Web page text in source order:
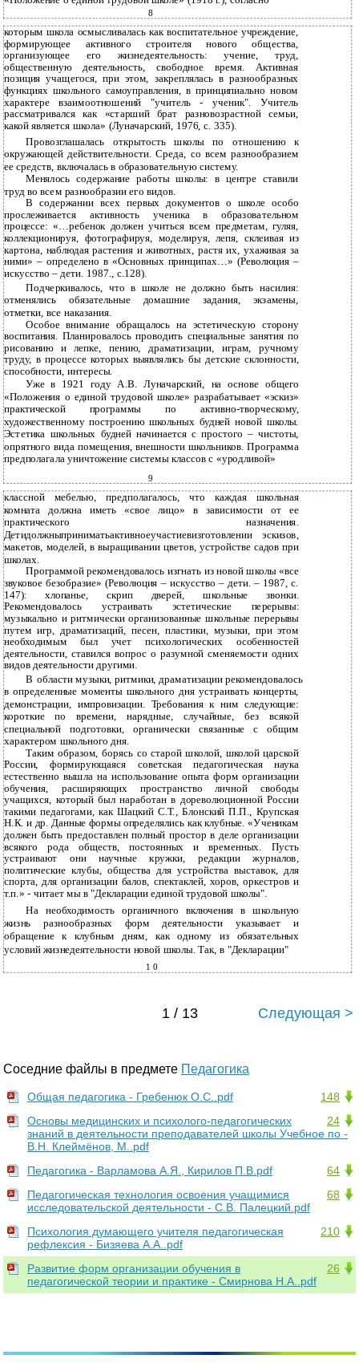
8
которым школа осмысливалась как воспитательное учреждение,
формирующее активного строителя нового общества,
организующее его жизнедеятельность: учение, труд,
общественную деятельность, свободное время. Активная
позиция учащегося, при этом, закреплялась в разнообразных
функциях школьного самоуправления, в принципиально новом
характере взаимоотношений "учитель - ученик". Учитель
рассматривался как «старший брат разновозрастной семьи,
какой является школа» (Луначарский, 1976, с. 335).
Провозглашалась открытость школы по отношению к
окружающей действительности. Среда, со всем разнообразием
ее средств, включалась в образовательную систему.
Менялось содержание работы школы: в центре ставили
труд во всем разнообразии его видов.
В содержании всех первых документов о школе особо
прослеживается активность ученика в образовательном
процессе: «…ребенок должен учиться всем предметам, гуляя,
коллекционируя, фотографируя, моделируя, лепя, склеивая из
картона, наблюдая растения и животных, растя их, ухаживая за
ними» – определено в «Основных принципах…» (Революция –
искусство – дети. 1987., с.128).
Подчеркивалось, что в школе не должно быть насилия:
отменялись обязательные домашние задания, экзамены,
отметки, все наказания.
Особое внимание обращалось на эстетическую сторону
воспитания. Планировалось проводить специальные занятия по
рисованию и лепке, пению, драматизации, играм, ручному
труду, в процессе которых выявлялись бы детские склонности,
способности, интересы.
Уже в 1921 году А.В. Луначарский, на основе общего
«Положения о единой трудовой школе» разрабатывает «эскиз»
практической программы по активно-творческому,
художественному построению школьных будней новой школы.
Эстетика школьных будней начинается с простого – чистоты,
опрятного вида помещения, внешности школьников. Программа
предполагала уничтожение системы классов с «уродливой»
9
классной мебелью, предполагалось, что каждая школьная
комната должна иметь «свое лицо» в зависимости от ее
практического назначения.
Детидолжныприниматьактивноеучастиевизготовлении эскизов,
макетов, моделей, в выращивании цветов, устройстве садов при
школах.
Программой рекомендовалось изгнать из новой школы «все
звуковое безобразие» (Революция – искусство – дети. – 1987, с.
147): хлопанье, скрип дверей, школьные звонки.
Рекомендовалось устраивать эстетические перерывы:
музыкально и ритмически организованные школьные перерывы
путем игр, драматизаций, песен, пластики, музыки, при этом
необходимым был учет психологических особенностей
деятельности, ставился вопрос о разумной сменяемости одних
видов деятельности другими.
В области музыки, ритмики, драматизации рекомендовалось
в определенные моменты школьного дня устраивать концерты,
демонстрации, импровизации. Требования к ним следующие:
короткие по времени, нарядные, случайные, без всякой
специальной подготовки, органически связанные с общим
характером школьного дня.
Таким образом, борясь со старой школой, школой царской
России, формирующаяся советская педагогическая наука
естественно вышла на использование опыта форм организации
обучения, расширяющих пространство личной свободы
учащихся, который был наработан в дореволюционной России
такими педагогами, как Шацкий С.Т., Блонский П.П., Крупская
Н.К. и др. Данные формы определялись как клубные. «Ученикам
должен быть предоставлен полный простор в деле организации
всякого рода обществ, постоянных и временных. Пусть
устраивают они научные кружки, редакции журналов,
политические клубы, общества для устройства выставок, для
спорта, для организации балов, спектаклей, хоров, оркестров и
т.п.» - читает мы в "Декларации единой трудовой школы".
На необходимость органичного включения в школьную
жизнь разнообразных форм деятельности указывает и
обращение к клубным дням, как одному из обязательных
условий жизнедеятельности новой школы. Так, в "Декларации"
1 0
1 / 13 Следующая >
Соседние файлы в предмете Педагогика
148
Общая педагогика - Гребенюк О.С..pdf
24
Основы медицинских и психолого-педагогических
знаний в деятельности преподавателей школы Учебное по -
В.Н. Клеймёнов, М..pdf
64
Педагогика - Варламова А.Я., Кирилов П.В.pdf
68
Педагогическая технология освоения учащимися
исследовательской деятельности - С.В. Палецкий.pdf
210
Психология думающего учителя педагогическая
рефлексия - Бизяева А.А..pdf
26
Развитие форм организации обучения в
педагогической теории и практике - Смирнова Н.А..pdf